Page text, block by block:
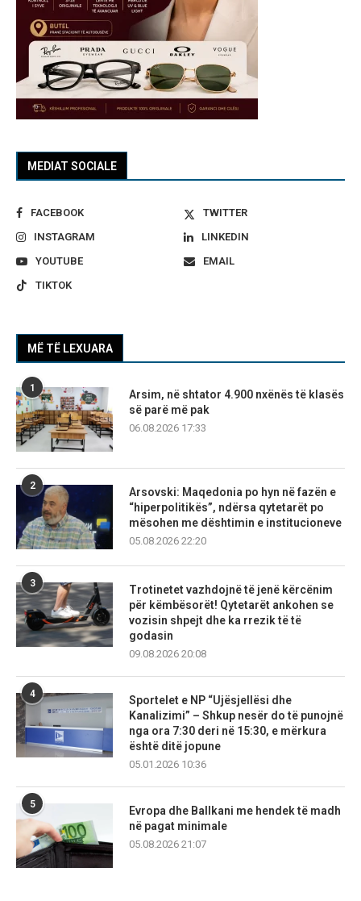
MEDIAT SOCIALE
FACEBOOK
TWITTER
INSTAGRAM
LINKEDIN
YOUTUBE
EMAIL
TIKTOK
MË TË LEXUARA
1
Arsim, në shtator 4.900 nxënës të klasës
së parë më pak
06.08.2026 17:33
2
Arsovski: Maqedonia po hyn në fazën e
“hiperpolitikës”, ndërsa qytetarët po
mësohen me dështimin e institucioneve
05.08.2026 22:20
3
Trotinetet vazhdojnë të jenë kërcënim
për këmbësorët! Qytetarët ankohen se
vozisin shpejt dhe ka rrezik të të
godasin
09.08.2026 20:08
4
Sportelet e NP “Ujësjellësi dhe
Kanalizimi” – Shkup nesër do të punojnë
nga ora 7:30 deri në 15:30, e mërkura
është ditë jopune
05.01.2026 10:36
5
Evropa dhe Ballkani me hendek të madh
në pagat minimale
05.08.2026 21:07